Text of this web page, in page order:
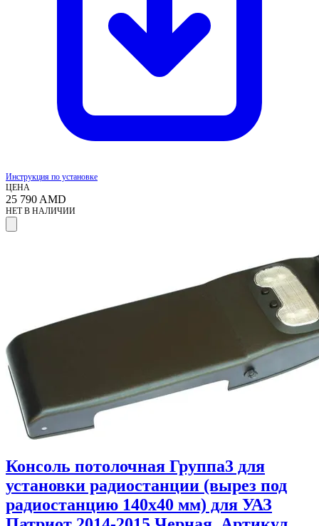
Инструкция по установке
ЦЕНА
25 790 AMD
НЕТ В НАЛИЧИИ
Консоль потолочная Группа3 для
установки радиостанции (вырез под
радиостанцию 140х40 мм) для УАЗ